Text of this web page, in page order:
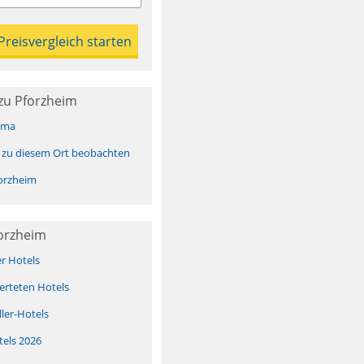
Pforzheim
diesem Ort beobachten
Hotels
Hotels
Hotels
2026